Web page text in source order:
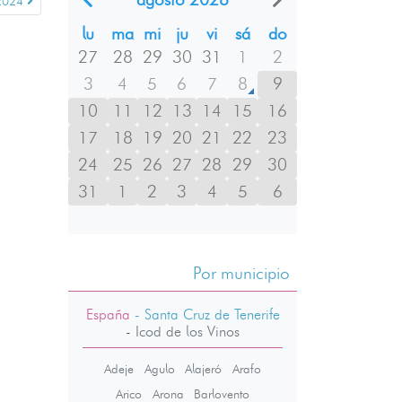
lu
ma mi ju vi sá
do
27
28 29 30 31 1
2
3
4 5 6 7 8
9
10
11 12 13 14 15
16
17
18 19 20 21 22
23
24
25 26 27 28 29
30
31
1 2 3 4 5 6
Por municipio
España - Santa Cruz de Tenerife
- Icod de los Vinos
Adeje Agulo Alajeró
Arafo
Arico
Arona
Barlovento